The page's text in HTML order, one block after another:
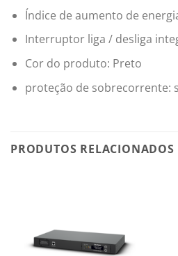
Índice de aumento de
Interruptor liga / desliga
Cor do produto: Preto
proteção de sobrecorrente:
PRODUTOS RELACIONADOS